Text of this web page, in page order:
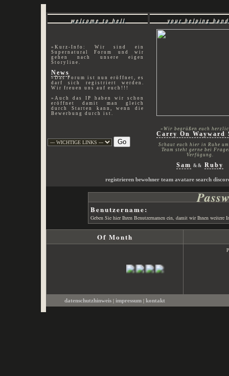
welcome to hell your helping
»Kurz-Info: Wir sind ein
Supernatural Forum und wir
gehen nach unsere eigen
Storyline.
News
»Das Forum ist nun eröffnet, es
darf sich registriert werden.
Wir freuen uns auf euch!!!
»Auch das IP haben wir schon
eröffnet damit man gleich
durch Starten kann, wenn die
Bewerbung durch ist.
»Wir begrüßen euch
Carry On Wayward
Schaut euch hier in Ruhe
Team steht gerne bei
Verfügung.
Sam && Ruby
registrieren bewohner team avatare search
Benutzername:
Geben Sie hier Ihren Benutzernamen ein, damit wir Ihnen weitere
Of Month
datenschutzhinweis | impressum | kontakt